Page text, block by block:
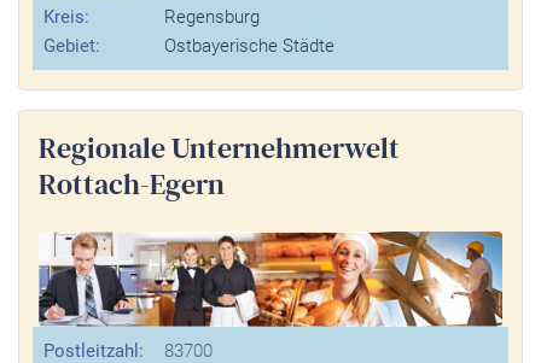
Kreis:
Regensburg
Gebiet:
Ostbayerische Städte
Regionale Unternehmerwelt
Rottach-Egern
Postleitzahl:
83700